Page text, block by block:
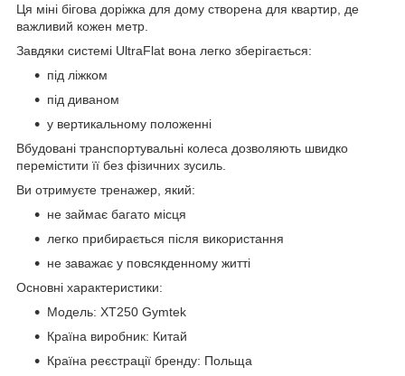
Ця міні бігова доріжка для дому створена для квартир, де
важливий кожен метр.
Завдяки системі UltraFlat вона легко зберігається:
під ліжком
під диваном
у вертикальному положенні
Вбудовані транспортувальні колеса дозволяють швидко
перемістити її без фізичних зусиль.
Ви отримуєте тренажер, який:
не займає багато місця
легко прибирається після використання
не заважає у повсякденному житті
Основні характеристики:
Модель: XT250 Gymtek
Країна виробник: Китай
Країна реєстрації бренду: Польща